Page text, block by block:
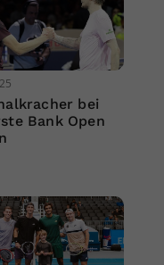
bei
Bank Open